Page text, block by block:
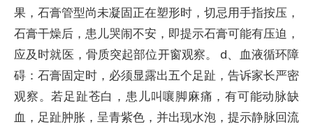
果，石膏管型尚未凝固正在塑形时，切忌用手指按压，
石膏干燥后，患儿哭闹不安，即提示石膏可能有压迫，
应及时就医，骨质突起部位开窗观察。 d、血液循环障
碍：石膏固定时，必须显露出五个足趾，告诉家长严密
观察。若足趾苍白，患儿叫嚷脚麻痛，有可能动脉缺
血，足趾肿胀，呈青紫色，并出现水泡，提示静脉回流